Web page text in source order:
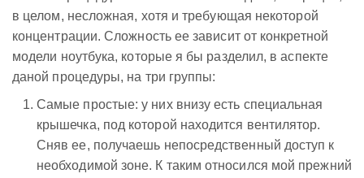
в целом, несложная, хотя и требующая некоторой
концентрации. Сложность ее зависит от конкретной
модели ноутбука, которые я бы разделил, в аспекте
даной процедуры, на три группы:
Самые простые: у них внизу есть специальная
крышечка, под которой находится вентилятор.
Сняв ее, получаешь непосредственный доступ к
необходимой зоне. К таким относился мой прежний